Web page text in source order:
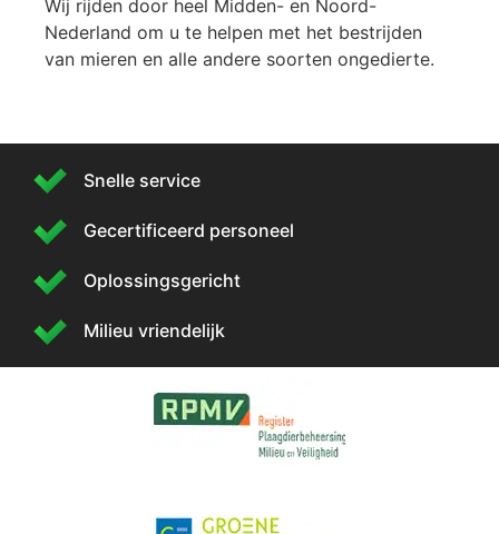
Wij rijden door heel Midden- en Noord-
Nederland om u te helpen met het bestrijden
van mieren en alle andere soorten ongedierte.
Snelle service
Gecertificeerd personeel
Oplossingsgericht
Milieu vriendelijk